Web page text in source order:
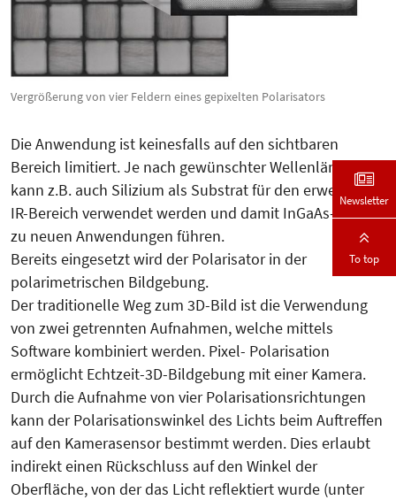
Vergrößerung von vier Feldern eines gepixelten Polarisators
Die Anwendung ist keinesfalls auf den sichtbaren
Bereich limitiert. Je nach gewünschter Wellenlänge
kann z.B. auch Silizium als Substrat für den erweiterten
IR-Bereich verwendet werden und damit InGaAs-Arrays
zu neuen Anwendungen führen.
Bereits eingesetzt wird der Polarisator in der
polarimetrischen Bildgebung.
Der traditionelle Weg zum 3D-Bild ist die Verwendung
von zwei getrennten Aufnahmen, welche mittels
Software kombiniert werden. Pixel- Polarisation
ermöglicht Echtzeit-3D-Bildgebung mit einer Kamera.
Durch die Aufnahme von vier Polarisationsrichtungen
kann der Polarisationswinkel des Lichts beim Auftreffen
auf den Kamerasensor bestimmt werden. Dies erlaubt
indirekt einen Rückschluss auf den Winkel der
Oberfläche, von der das Licht reflektiert wurde (unter
Newsletter
To top